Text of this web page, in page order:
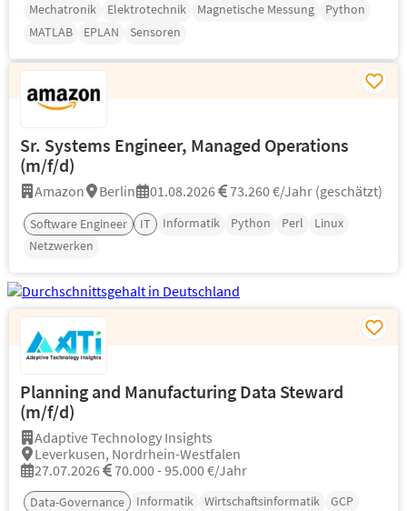
Mechatronik Elektrotechnik Magnetische Messung
Python
MATLAB
EPLAN Sensoren
Sr. Systems Engineer, Managed Operations
(m/f/d)
Amazon Berlin 01.08.2026 73.260 €/Jahr (geschätzt)
Software Engineer IT Informatik Python Perl
Linux
Netzwerken
Planning and Manufacturing Data Steward
(m/f/d)
Adaptive Technology Insights
Leverkusen, Nordrhein-Westfalen
27.07.2026
70.000 - 95.000 €/Jahr
Data-Governance Informatik Wirtschaftsinformatik
GCP